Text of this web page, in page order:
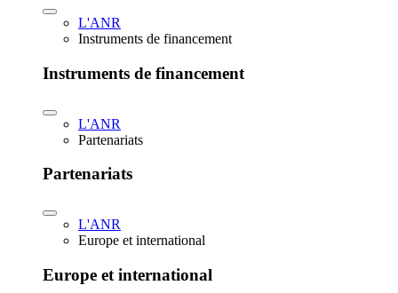
L'ANR
Instruments de financement
Instruments de financement
L'ANR
Partenariats
Partenariats
L'ANR
Europe et international
Europe et international